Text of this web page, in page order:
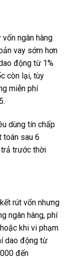
ngân hàng
vay sớm hơn
động từ 1%
còn lại, tùy
miễn phí
dùng tín chấp
toán sau 6
trả trước thời
rút vốn nhưng
ngân hàng, phí
khi vi phạm
dao động từ
đến